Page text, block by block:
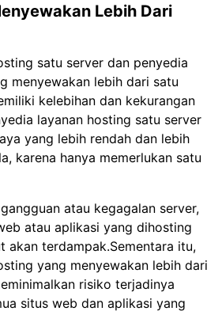
Lebih Dari
satu server dan penyedia
menyewakan lebih dari satu
kelebihan dan kekurangan
layanan hosting satu server
yang lebih rendah dan lebih
karena hanya memerlukan satu
atau kegagalan server,
atau aplikasi yang dihosting
akan terdampak.Sementara itu,
yang menyewakan lebih dari
risiko terjadinya
situs web dan aplikasi yang